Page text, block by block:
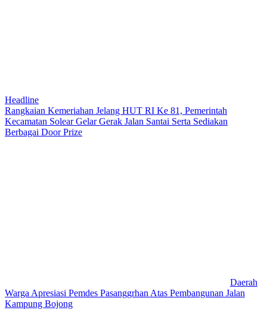
Headline
Rangkaian Kemeriahan Jelang HUT RI Ke 81, Pemerintah
Kecamatan Solear Gelar Gerak Jalan Santai Serta Sediakan
Berbagai Door Prize
Daerah
Warga Apresiasi Pemdes Pasanggrhan Atas Pembangunan Jalan
Kampung Bojong